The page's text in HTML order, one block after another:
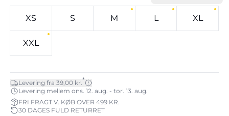
XS S M L XL
XXL
Levering fra 39,00 kr.*
Levering mellem ons. 12. aug. - tor. 13. aug.
FRI FRAGT V. KØB OVER 499 KR.
30 DAGES FULD RETURRET